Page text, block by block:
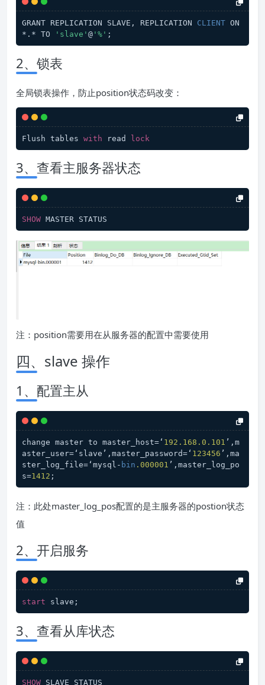
GRANT REPLICATION SLAVE, REPLICATION CLIENT ON
*.* TO
'slave' @ '%' ;
2、锁表
全局锁表操作，防止position状态码改变：
Flush tables with read lock
3、查看主服务器状态
SHOW MASTER STATUS
注：position需要用在从服务器的配置中需要使用
四、slave 操作
1、配置主从
change master to master_host=‘ 192.168 .0 .101 ’,m
aster_user=‘slave’,master_password=‘ 123456 ’,ma
ster_log_file=‘mysql- bin .000001 ’,master_log_po
s=1412 ;
注：此处master_log_pos配置的是主服务器的postion状态
值
2、开启服务
start slave;
3、查看从库状态
SHOW SLAVE STATUS